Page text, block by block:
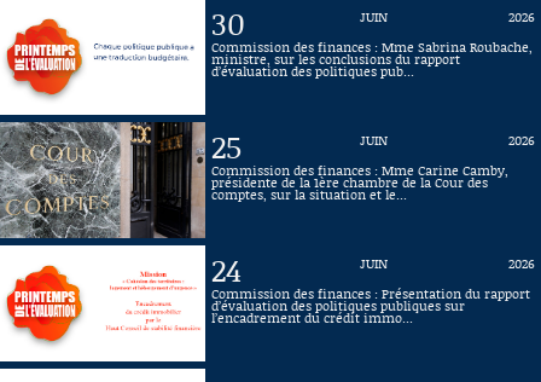
30 JUIN
2026
Commission des finances : Mme Sabrina Roubache,
ministre, sur les conclusions du rapport
d’évaluation des politiques pub...
25 JUIN
2026
Commission des finances : Mme Carine Camby,
présidente de la 1ère chambre de la Cour des
comptes, sur la situation et le...
24 JUIN
2026
Commission des finances : Présentation du rapport
d’évaluation des politiques publiques sur
l’encadrement du crédit immo...